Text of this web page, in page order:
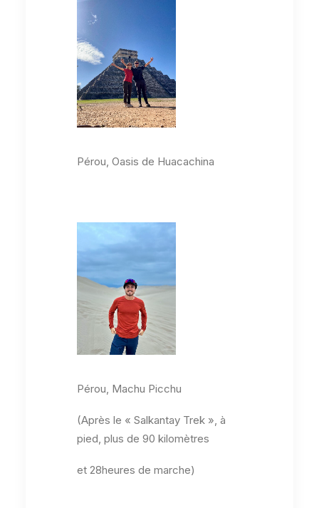
Pérou, Oasis de Huacachina
Pérou, Machu Picchu
(Après le « Salkantay Trek », à
pied, plus de 90 kilomètres
et 28heures de marche)